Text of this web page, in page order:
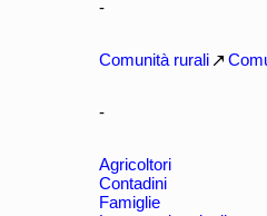
-
Comunità rurali
-
Agricoltori
Contadini
Famiglie